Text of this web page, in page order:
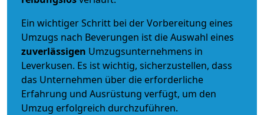
Ein wichtiger Schritt bei der Vorbereitung eines
Umzugs nach Beverungen ist die Auswahl eines
zuverlässigen Umzugsunternehmens in
Leverkusen. Es ist wichtig, sicherzustellen, dass
das Unternehmen über die erforderliche
Erfahrung und Ausrüstung verfügt, um den
Umzug erfolgreich durchzuführen.